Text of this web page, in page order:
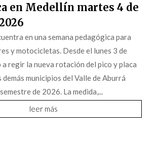
en Medellín martes 4 de
en una semana pedagógica para
y motocicletas. Desde el lunes 3 de
regir la nueva rotación del pico y placa
municipios del Valle de Aburrá
de 2026. La medida,...
leer más